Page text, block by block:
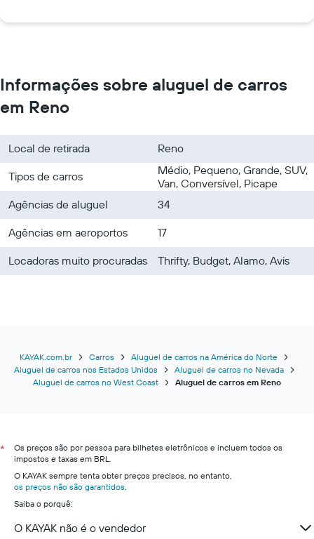
Informações sobre aluguel de carros
em Reno
Local de retirada
Reno
Tipos de carros
Médio, Pequeno, Grande, SUV,
Van, Conversível, Picape
Agências de aluguel
34
Agências em aeroportos
17
Locadoras muito procuradas
Thrifty, Budget, Alamo, Avis
KAYAK.com.br Carros
Aluguel de carros na América do Norte
Aluguel de carros nos Estados Unidos
Aluguel de carros no Nevada
Aluguel de carros no West Coast
Aluguel de carros em Reno
*
Os preços são por pessoa para bilhetes eletrônicos e incluem todos os
impostos e taxas em BRL.
O KAYAK sempre tenta obter preços precisos, no entanto,
os preços não são garantidos
Saiba o porquê:
O KAYAK não é o vendedor